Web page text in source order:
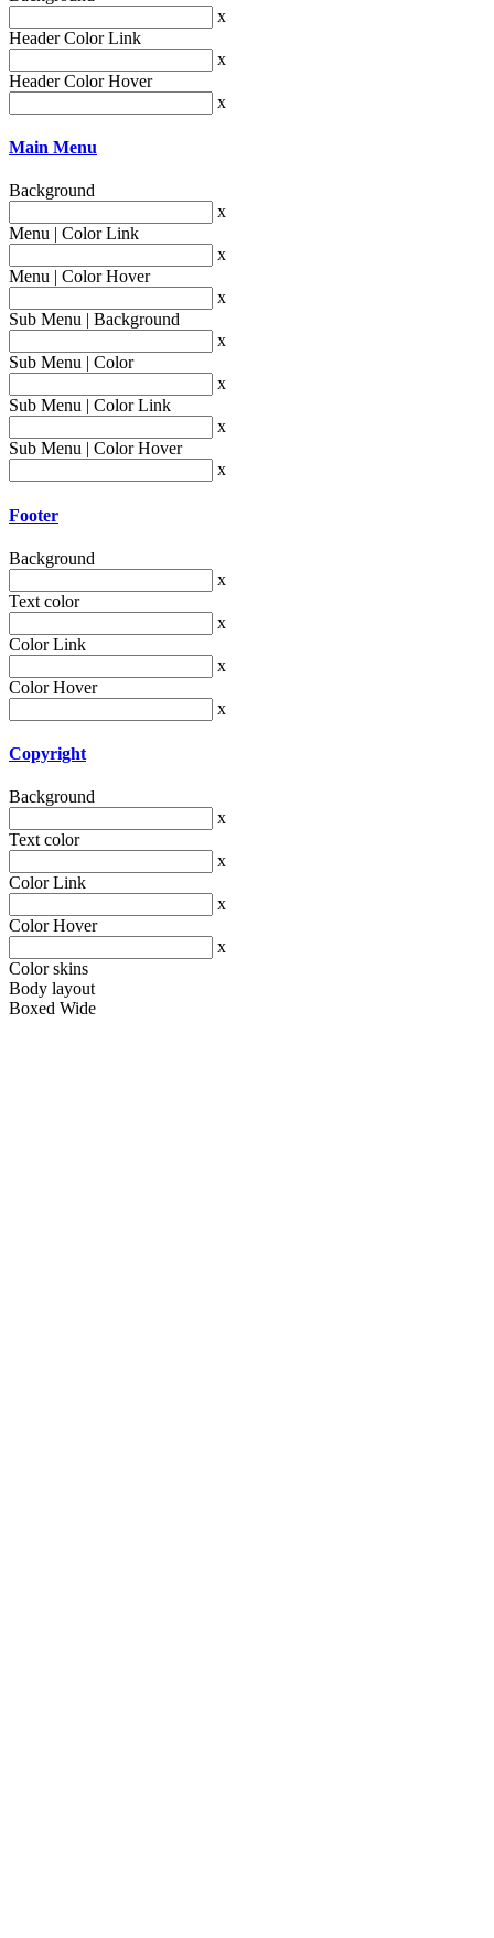
x
Header Color Link
x
Header Color Hover
x
Main Menu
Background
x
Menu | Color Link
x
Menu | Color Hover
x
Sub Menu | Background
x
Sub Menu | Color
x
Sub Menu | Color Link
x
Sub Menu | Color Hover
x
Footer
Background
x
Text color
x
Color Link
x
Color Hover
x
Copyright
Background
x
Text color
x
Color Link
x
Color Hover
x
Color skins
Body layout
Boxed Wide